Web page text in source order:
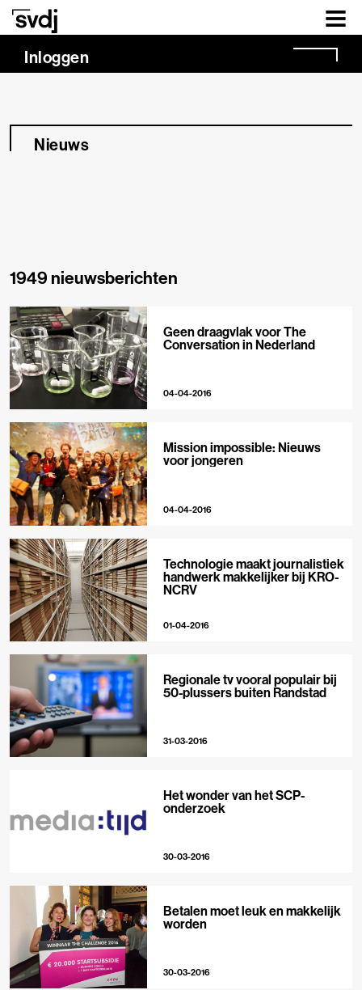
Naar hoofdinhoud
Inloggen
Nieuws
1949 nieuwsberichten
Geen draagvlak voor The
Conversation in Nederland
04-04-2016
Mission impossible: Nieuws
voor jongeren
04-04-2016
Technologie maakt journalistiek
handwerk makkelijker bij KRO-
NCRV
01-04-2016
Regionale tv vooral populair bij
50-plussers buiten Randstad
31-03-2016
Het wonder van het SCP-
onderzoek
30-03-2016
Betalen moet leuk en makkelijk
worden
30-03-2016